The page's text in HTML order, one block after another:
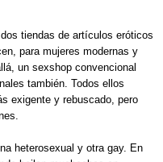
tiendas de artículos eróticos
para mujeres modernas y
un sexshop convencional
también. Todos ellos
exigente y rebuscado, pero
heterosexual y otra gay. En